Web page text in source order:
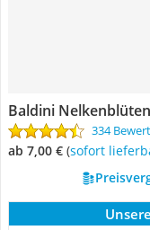
Baldini
334
ab 7,00 € ( Sofort